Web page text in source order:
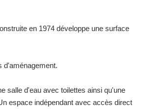
en 1974 développe une surface
d'aménagement.
salle d'eau avec toilettes ainsi qu'une
espace indépendant avec accès direct